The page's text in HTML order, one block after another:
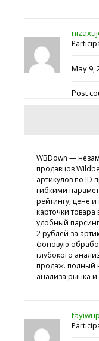
May 9,
Post
WBDown —
продавцов
артикулов по ID
гибкими
рейтингу, цене
карточки товара
удобный
2 рублей за
фоновую
глубокого
продаж. полный
анализа рынка и